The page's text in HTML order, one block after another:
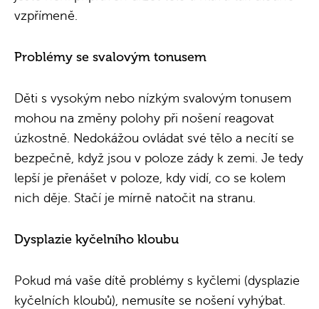
vzpřímeně.
Problémy se svalovým tonusem
Děti s vysokým nebo nízkým svalovým tonusem
mohou na změny polohy při nošení reagovat
úzkostně. Nedokážou ovládat své tělo a necítí se
bezpečně, když jsou v poloze zády k zemi. Je tedy
lepší je přenášet v poloze, kdy vidí, co se kolem
nich děje. Stačí je mírně natočit na stranu.
Dysplazie kyčelního kloubu
Pokud má vaše dítě problémy s kyčlemi (dysplazie
kyčelních kloubů), nemusíte se nošení vyhýbat.